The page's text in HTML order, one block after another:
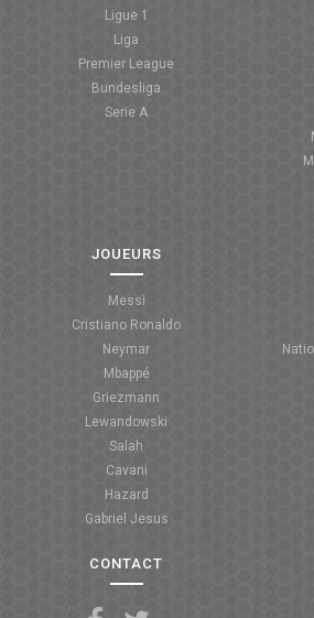
COUPE DE FRANCE
COUPE DE LA LIGUE
Ligue 1
Liga
Premier League
Bundesliga
Serie A
JOUEURS
Messi
Cristiano Ronaldo
Neymar
Mbappé
Griezmann
Lewandowski
Salah
Cavani
Hazard
Gabriel Jesus
CONTACT